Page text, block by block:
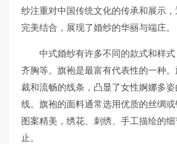
纱注重对中国传统文化的传承和展示
完美结合，展现了婚纱的华丽与端庄。
中式婚纱有许多不同的款式和样式
齐胸等。旗袍是最富有代表性的一种
裁和流畅的线条，凸显了女性婀娜多
线。旗袍的面料通常选用优质的丝绸或
图案精美，绣花、刺绣、手工描绘的
止。